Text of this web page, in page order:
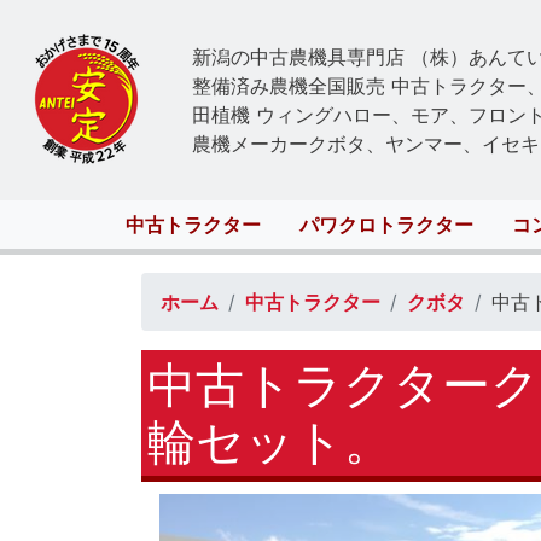
新潟の中古農機具専門店 （株）あんて
整備済み農機全国販売 中古トラクター
田植機 ウィングハロー、モア、フロン
農機メーカークボタ、ヤンマー、イセ
Main
navigation
中古トラクター パワクロトラクター コ
ホーム 中古トラクター クボタ 中古
中古トラクター
輪セット。